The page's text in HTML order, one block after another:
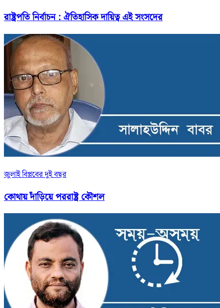
রাষ্ট্রপতি নির্বাচন : ঐতিহাসিক দায়িত্ব এই সংসদের
জুলাই বিপ্লবের দুই বছর
কোথায় দাঁড়িয়ে পররাষ্ট্র কৌশল